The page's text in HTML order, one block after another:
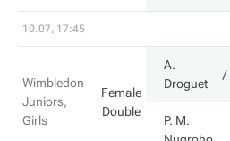
10.07, 17:45
Wimbledon
Juniors,
Girls
Female
Double
A.
Droguet
P. M.